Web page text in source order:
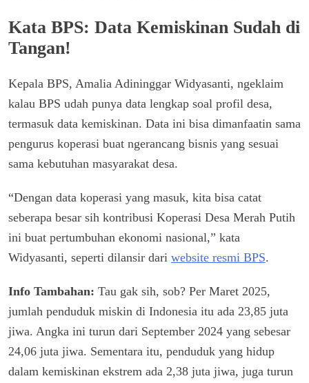
Kata BPS: Data Kemiskinan Sudah di
Tangan!
Kepala BPS, Amalia Adininggar Widyasanti, ngeklaim
kalau BPS udah punya data lengkap soal profil desa,
termasuk data kemiskinan. Data ini bisa dimanfaatin sama
pengurus koperasi buat ngerancang bisnis yang sesuai
sama kebutuhan masyarakat desa.
“Dengan data koperasi yang masuk, kita bisa catat
seberapa besar sih kontribusi Koperasi Desa Merah Putih
ini buat pertumbuhan ekonomi nasional,” kata
Widyasanti, seperti dilansir dari website resmi BPS.
Info Tambahan: Tau gak sih, sob? Per Maret 2025,
jumlah penduduk miskin di Indonesia itu ada 23,85 juta
jiwa. Angka ini turun dari September 2024 yang sebesar
24,06 juta jiwa. Sementara itu, penduduk yang hidup
dalam kemiskinan ekstrem ada 2,38 juta jiwa, juga turun